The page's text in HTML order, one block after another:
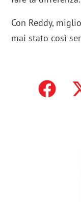
Con Reddy,
mai stato così